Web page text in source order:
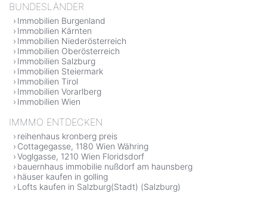
BUNDESLÄNDER
Immobilien Burgenland
Immobilien Kärnten
Immobilien Niederösterreich
Immobilien Oberösterreich
Immobilien Salzburg
Immobilien Steiermark
Immobilien Tirol
Immobilien Vorarlberg
Immobilien Wien
IMMMO ENTDECKEN
reihenhaus kronberg preis
Cottagegasse, 1180 Wien Währing
Voglgasse, 1210 Wien Floridsdorf
bauernhaus immobilie nußdorf am haunsberg
häuser kaufen in golling
Lofts kaufen in Salzburg(Stadt) (Salzburg)